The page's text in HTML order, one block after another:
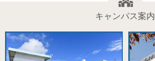
キャンパス案内